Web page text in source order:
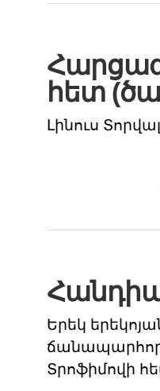
հետ
Լինուս
Երեկ
Տրոֆիմովի